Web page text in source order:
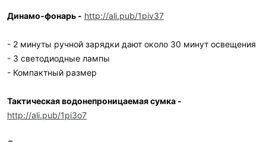
Динамо-фонарь - http://ali.pub/1piv37
- 2 минуты ручной зарядки дают около 30 минут освещения
- 3 светодиодные лампы
- Компактный размер
Тактическая водонепроницаемая сумка -
http://ali.pub/1pi3o7